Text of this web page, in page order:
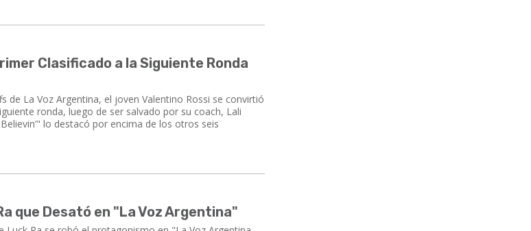
Clasificado a la Siguiente Ronda
de La Voz Argentina, el joven Valentino Rossi se convirtió
ronda, luego de ser salvado por su coach, Lali
lo destacó por encima de los otros seis
que Desató en "La Voz Argentina"